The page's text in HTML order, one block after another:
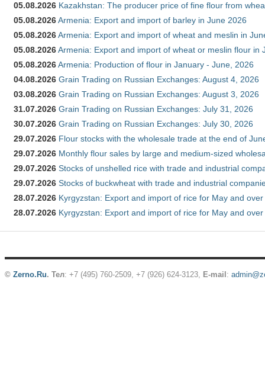
05.08.2026 Kazakhstan: The producer price of fine flour from
05.08.2026Armenia: Export and import of barley in June 2026
05.08.2026Armenia: Export and import of wheat and meslin in
05.08.2026Armenia: Export and import of wheat or meslin flour in
05.08.2026Armenia: Production of flour in January - June, 2026
04.08.2026 Grain Trading on Russian Exchanges: August 4, 2026
03.08.2026 Grain Trading on Russian Exchanges: August 3, 2026
31.07.2026 Grain Trading on Russian Exchanges: July 31, 2026
30.07.2026 Grain Trading on Russian Exchanges: July 30, 2026
29.07.2026 Flour stocks with the wholesale trade at the end of
29.07.2026 Monthly flour sales by large and medium-sized
29.07.2026 Stocks of unshelled rice with trade and industrial
29.07.2026 Stocks of buckwheat with trade and industrial
28.07.2026 Kyrgyzstan: Export and import of rice for May and
28.07.2026 Kyrgyzstan: Export and import of rice for May and
© Zerno.Ru. Тел: +7 (495) 760-2509, +7 (926) 624-3123, E-mail :